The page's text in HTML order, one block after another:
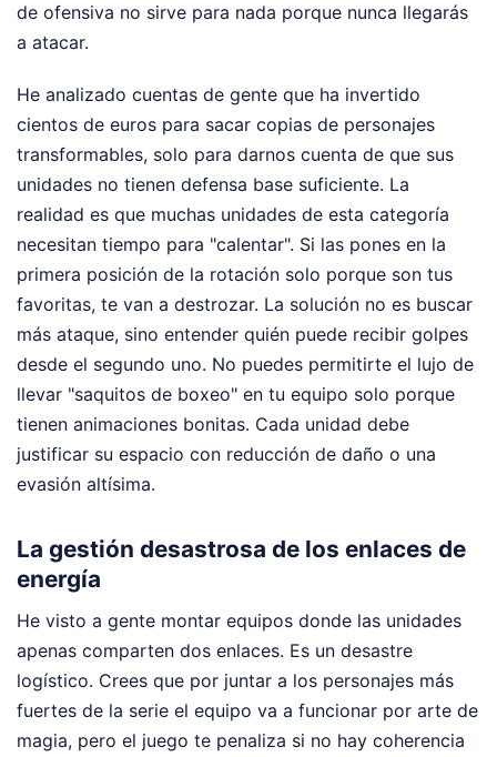
de ofensiva no sirve para nada porque nunca llegarás
a atacar.
He analizado cuentas de gente que ha invertido
cientos de euros para sacar copias de personajes
transformables, solo para darnos cuenta de que sus
unidades no tienen defensa base suficiente. La
realidad es que muchas unidades de esta categoría
necesitan tiempo para "calentar". Si las pones en la
primera posición de la rotación solo porque son tus
favoritas, te van a destrozar. La solución no es buscar
más ataque, sino entender quién puede recibir golpes
desde el segundo uno. No puedes permitirte el lujo de
llevar "saquitos de boxeo" en tu equipo solo porque
tienen animaciones bonitas. Cada unidad debe
justificar su espacio con reducción de daño o una
evasión altísima.
La gestión desastrosa de los enlaces de
energía
He visto a gente montar equipos donde las unidades
apenas comparten dos enlaces. Es un desastre
logístico. Crees que por juntar a los personajes más
fuertes de la serie el equipo va a funcionar por arte de
magia, pero el juego te penaliza si no hay coherencia